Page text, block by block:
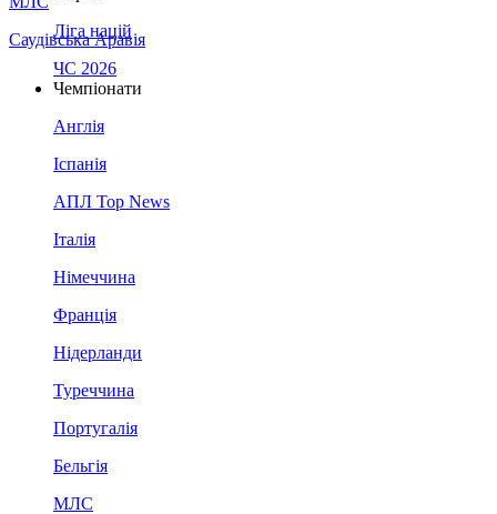
Саудівська Аравія
Ліга націй
ЧС 2026
Чемпіонати
Англія
Іспанія
АПЛ Top News
Італія
Німеччина
Франція
Нідерланди
Туреччина
Португалія
Бельгія
МЛС